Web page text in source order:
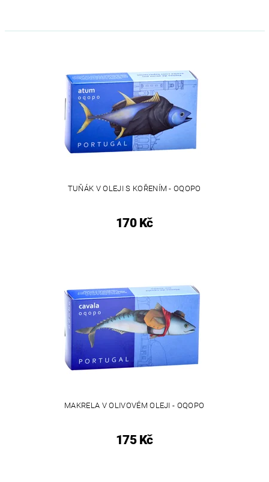
TUŇÁK V OLEJI S KOŘENÍM - OQOPO
170 Kč
MAKRELA V OLIVOVÉM OLEJI - OQOPO
175 Kč